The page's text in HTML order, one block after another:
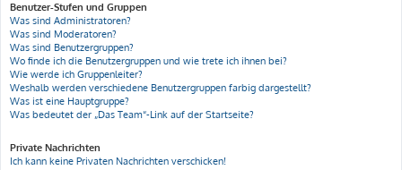
Benutzer-Stufen und Gruppen
Was sind Administratoren?
Was sind Moderatoren?
Was sind Benutzergruppen?
Wo finde ich die Benutzergruppen und wie trete ich ihnen bei?
Wie werde ich Gruppenleiter?
Weshalb werden verschiedene Benutzergruppen farbig dargestellt?
Was ist eine Hauptgruppe?
Was bedeutet der „Das Team“-Link auf der Startseite?
Private Nachrichten
Ich kann keine Privaten Nachrichten verschicken!